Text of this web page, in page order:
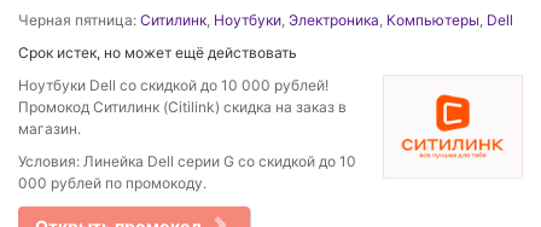
Черная пятница: Ситилинк Ноутбуки Электроника Компьютеры Dell
Срок истек, но может ещё действовать
Ноутбуки Dell со скидкой до 10 000 рублей!
Промокод Ситилинк (Citilink) скидка на заказ в
магазин.
Условия: Линейка Dell серии G со скидкой до 10
000 рублей по промокоду.